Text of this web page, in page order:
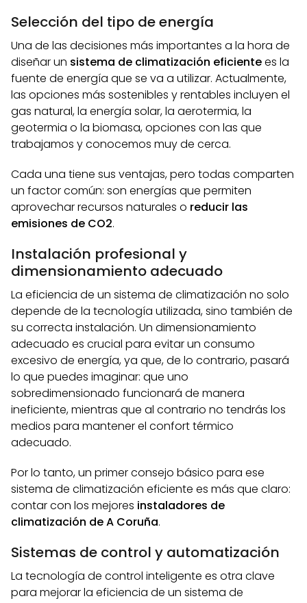
Selección del tipo de energía
Una de las decisiones más importantes a la hora de
diseñar un sistema de climatización eficientees la
fuente de energía que se va a utilizar. Actualmente,
las opciones más sostenibles y rentables incluyen el
gas natural, la energía solar, la aerotermia, la
geotermia o la biomasa, opciones con las que
trabajamos y conocemos muy de cerca.
Cada una tiene sus ventajas, pero todas comparten
un factor común: son energías que permiten
aprovechar recursos naturales o reducir las
emisiones de CO2.
Instalación profesional y
dimensionamiento adecuado
La eficiencia de un sistema de climatización no solo
depende de la tecnología utilizada, sino también de
su correcta instalación. Un dimensionamiento
adecuado es crucial para evitar un consumo
excesivo de energía, ya que, de lo contrario, pasará
lo que puedes imaginar: que uno
sobredimensionado funcionará de manera
ineficiente, mientras que al contrario no tendrás los
medios para mantener el confort térmico
adecuado.
Por lo tanto, un primer consejo básico para ese
sistema de climatización eficiente es más que claro:
contar con los mejores instaladores de
climatización de A Coruña.
Sistemas de control y automatización
La tecnología de control inteligente es otra clave
para mejorar la eficiencia de un sistema de